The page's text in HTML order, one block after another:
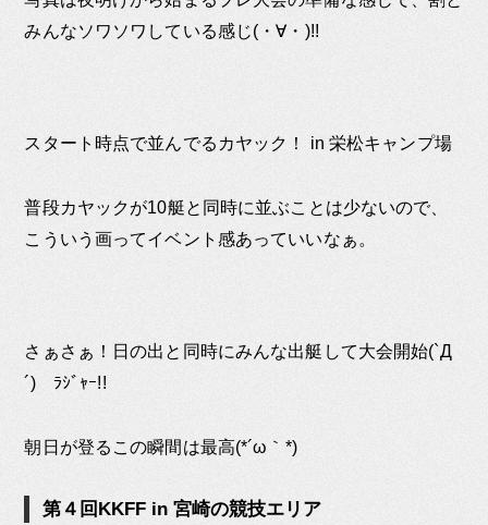
みんなソワソワしている感じ(・∀・)!!
スタート時点で並んでるカヤック！ in 栄松キャンプ場
普段カヤックが10艇と同時に並ぶことは少ないので、
こういう画ってイベント感あっていいなぁ。
さぁさぁ！日の出と同時にみんな出艇して大会開始(`Д
´)ゞﾗｼﾞｬｰ!!
朝日が登るこの瞬間は最高(*´ω｀*)
第４回KKFF in 宮崎の競技エリア